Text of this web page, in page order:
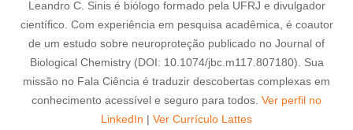
Leandro C. Sinis é biólogo formado pela UFRJ e divulgador
científico. Com experiência em pesquisa acadêmica, é coautor
de um estudo sobre neuroproteção publicado no Journal of
Biological Chemistry (DOI: 10.1074/jbc.m117.807180). Sua
missão no Fala Ciência é traduzir descobertas complexas em
conhecimento acessível e seguro para todos. Ver perfil no
LinkedIn | Ver Currículo Lattes